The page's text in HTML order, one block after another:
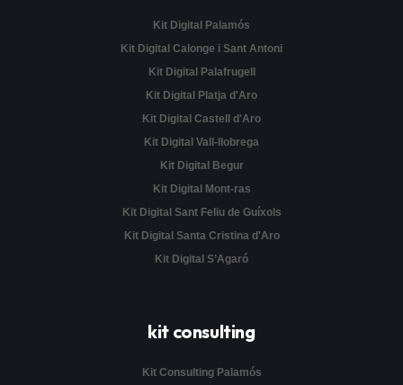
Kit Digital Palamós
Kit Digital Calonge i Sant Antoni
Kit Digital Palafrugell
Kit Digital Platja d'Aro
Kit Digital Castell d'Aro
Kit Digital Vall-llobrega
Kit Digital Begur
Kit Digital Mont-ras
Kit Digital Sant Feliu de Guíxols
Kit Digital Santa Cristina d'Aro
Kit Digital S’Agaró
kit consulting
Kit Consulting Palamós